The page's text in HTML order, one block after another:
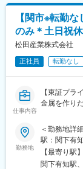
■働き方：
・残業時間
※年に数回
頂きます。
■充実した福
規定あり
・福利厚生
■配属部署：
【関市※転勤
のみ＊土日祝
松田産業株式会社
正社員 転勤なし
仕事内容
【東証プラ
金属を作り
■職務内容：
回収した半
金（ゴール
勤務地
＜勤務地詳
駅：関下有
第二工場住
越美南線／
【最寄り駅】
関下有知駅